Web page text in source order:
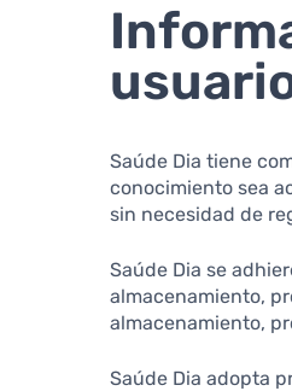
Saúde Dia tiene
conocimiento sea
sin necesidad de
Saúde Dia se
almacenamiento,
almacenamiento,
Saúde Dia adopta